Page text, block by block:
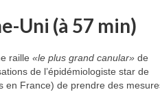
Uni (à 57 min)
raille «le plus grand canular» de
de l’épidémiologiste star de
en France) de prendre des